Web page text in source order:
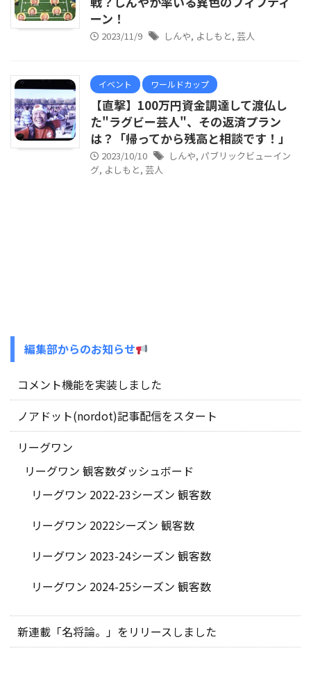
ーン！
2023/11/9 しんや, よしもと, 芸人
イベント ワールドカップ
【直撃】100万円資金調達して渡仏し
た"ラグビー芸人"、その返済プラン
は？「帰ってから残高と相談です！」
2023/10/10 しんや, パブリックビューイン
グ, よしもと, 芸人
編集部からのお知らせ
コメント機能を実装しました
ノアドット(nordot)記事配信をスタート
リーグワン
リーグワン 観客数ダッシュボード
リーグワン 2022-23シーズン 観客数
リーグワン 2022シーズン 観客数
リーグワン 2023-24シーズン 観客数
リーグワン 2024-25シーズン 観客数
新連載「名将論。」をリリースしました